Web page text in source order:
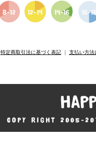
特定商取引法に基づく表記｜ 支払い方法